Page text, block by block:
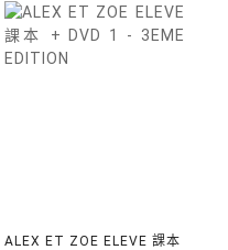
ALEX ET ZOE ELEVE 課本